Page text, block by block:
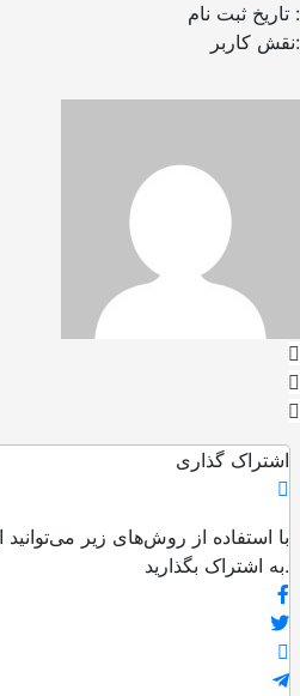
تاریخ ثبت نام :
نقش کاربر:
اشتراک گذاری
با استفاده از روش‌های زیر
به اشتراک بگذارید.